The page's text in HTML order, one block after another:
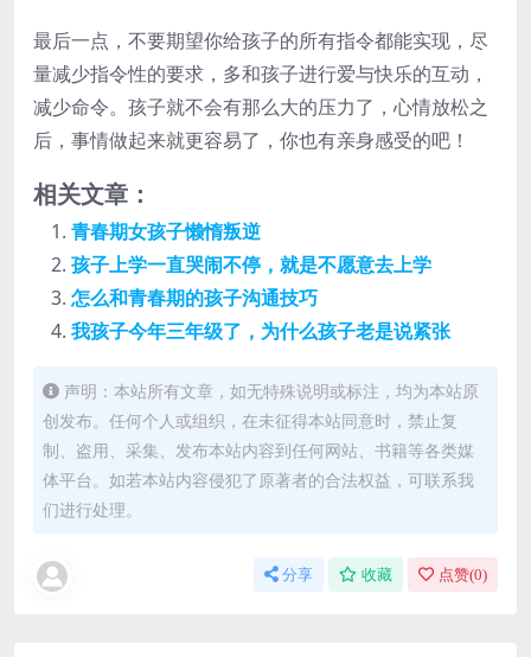
最后一点，不要期望你给孩子的所有指令都能实现，尽
量减少指令性的要求，多和孩子进行爱与快乐的互动，
减少命令。孩子就不会有那么大的压力了，心情放松之
后，事情做起来就更容易了，你也有亲身感受的吧！
相关文章：
青春期女孩子懒惰叛逆
孩子上学一直哭闹不停，就是不愿意去上学
怎么和青春期的孩子沟通技巧
我孩子今年三年级了，为什么孩子老是说紧张
声明：本站所有文章，如无特殊说明或标注，均为本站原
创发布。任何个人或组织，在未征得本站同意时，禁止复
制、盗用、采集、发布本站内容到任何网站、书籍等各类媒
体平台。如若本站内容侵犯了原著者的合法权益，可联系我
们进行处理。
分享 收藏 点赞(0)